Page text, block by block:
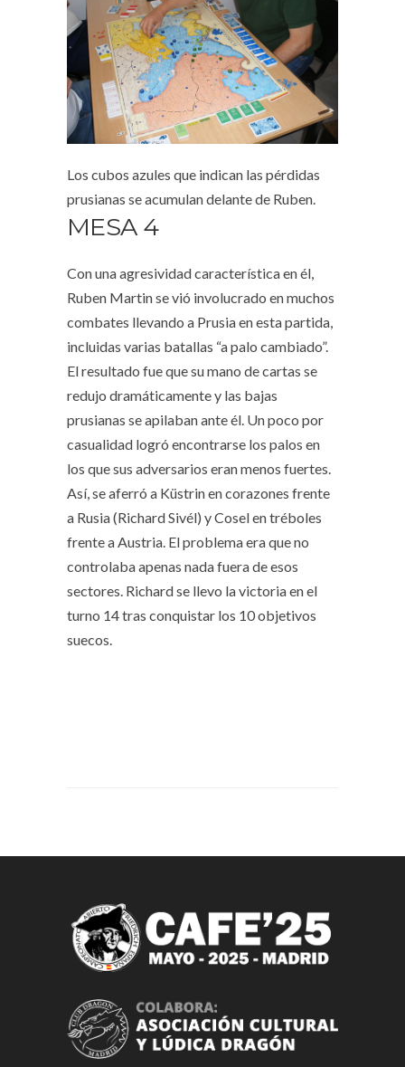
Los cubos azules que indican las pérdidas
prusianas se acumulan delante de Ruben.
MESA 4
Con una agresividad característica en él,
Ruben Martin se vió involucrado en muchos
combates llevando a Prusia en esta partida,
incluidas varias batallas “a palo cambiado”.
El resultado fue que su mano de cartas se
redujo dramáticamente y las bajas
prusianas se apilaban ante él. Un poco por
casualidad logró encontrarse los palos en
los que sus adversarios eran menos fuertes.
Así, se aferró a Küstrin en corazones frente
a Rusia (Richard Sivél) y Cosel en tréboles
frente a Austria. El problema era que no
controlaba apenas nada fuera de esos
sectores. Richard se llevo la victoria en el
turno 14 tras conquistar los 10 objetivos
suecos.